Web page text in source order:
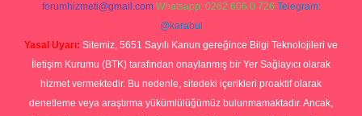
forumhizmeti@gmail.com Whatsapp: 0262 606 0 726 Telegram:
@karabul
Yasal Uyarı: Sitemiz, 5651 Sayılı Kanun gereğince Bilgi Teknolojileri ve
İletişim Kurumu (BTK) tarafından onaylanmış bir Yer Sağlayıcı olarak
hizmet vermektedir. Bu nedenle, sitedeki içerikleri proaktif olarak
denetleme veya araştırma yükümlülüğümüz bulunmamaktadır. Ancak,